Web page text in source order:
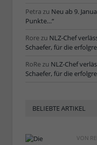
Petra zu Neu ab 9.
Punkte…“
Rorezu NLZ-Chef
Schaefer, für die
RoRezu NLZ-Chef
Schaefer, für die
BELIEBTE ARTIKEL
VON